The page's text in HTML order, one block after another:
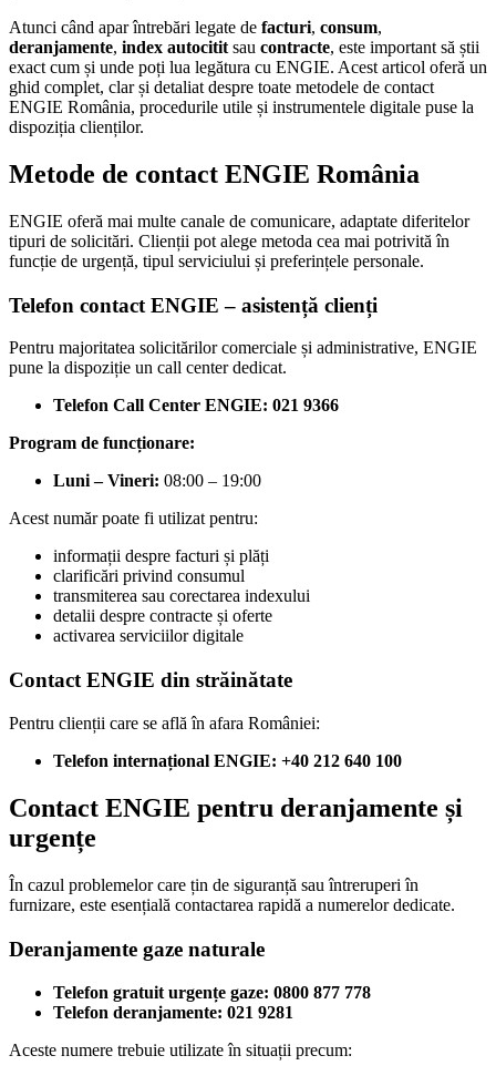
Atunci când apar întrebări legate de facturi, consum,
deranjamente, index autocitit sau contracte, este important să știi
exact cum și unde poți lua legătura cu ENGIE. Acest articol oferă un
ghid complet, clar și detaliat despre toate metodele de contact
ENGIE România, procedurile utile și instrumentele digitale puse la
dispoziția clienților.
Metode de contact ENGIE România
ENGIE oferă mai multe canale de comunicare, adaptate diferitelor
tipuri de solicitări. Clienții pot alege metoda cea mai potrivită în
funcție de urgență, tipul serviciului și preferințele personale.
Telefon contact ENGIE – asistență clienți
Pentru majoritatea solicitărilor comerciale și administrative, ENGIE
pune la dispoziție un call center dedicat.
Telefon Call Center ENGIE: 021 9366
Program de funcționare:
Luni – Vineri: 08:00 – 19:00
Acest număr poate fi utilizat pentru:
informații despre facturi și plăți
clarificări privind consumul
transmiterea sau corectarea indexului
detalii despre contracte și oferte
activarea serviciilor digitale
Contact ENGIE din străinătate
Pentru clienții care se află în afara României:
Telefon internațional ENGIE: +40 212 640 100
Contact ENGIE pentru deranjamente și
urgențe
În cazul problemelor care țin de siguranță sau întreruperi în
furnizare, este esențială contactarea rapidă a numerelor dedicate.
Deranjamente gaze naturale
Telefon gratuit urgențe gaze: 0800 877 778
Telefon deranjamente: 021 9281
Aceste numere trebuie utilizate în situații precum: